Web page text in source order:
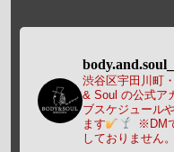
渋谷区宇田川町
& Soul の公式ア
ブスケジュール
ます
※DM
しておりません